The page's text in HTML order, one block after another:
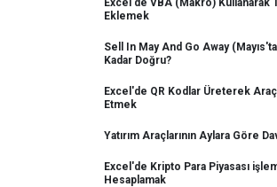
Excel'de VBA (Makro)
Eklemek
Sell In May And Go Away
Kadar Doğru?
Excel'de QR Kodlar Üreterek
Etmek
Yatırım Araçlarının Aylara Göre
Excel'de Kripto Para Piyasası
Hesaplamak